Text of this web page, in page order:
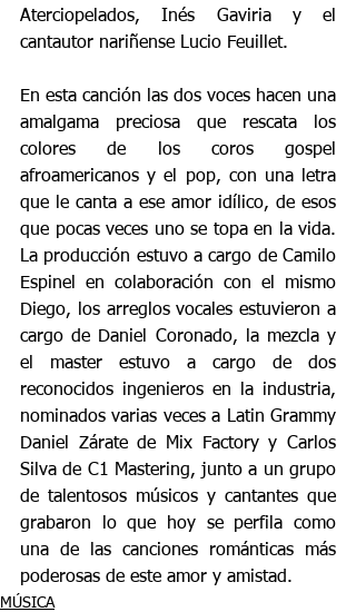
Aterciopelados, Inés Gaviria y el
cantautor nariñense Lucio Feuillet.
En esta canción las dos voces hacen una
amalgama preciosa que rescata los
colores de los coros gospel
afroamericanos y el pop, con una letra
que le canta a ese amor idílico, de esos
que pocas veces uno se topa en la vida.
La producción estuvo a cargo de Camilo
Espinel en colaboración con el mismo
Diego, los arreglos vocales estuvieron a
cargo de Daniel Coronado, la mezcla y
el master estuvo a cargo de dos
reconocidos ingenieros en la industria,
nominados varias veces a Latin Grammy
Daniel Zárate de Mix Factory y Carlos
Silva de C1 Mastering, junto a un grupo
de talentosos músicos y cantantes que
grabaron lo que hoy se perfila como
una de las canciones románticas más
poderosas de este amor y amistad.
MÚSICA